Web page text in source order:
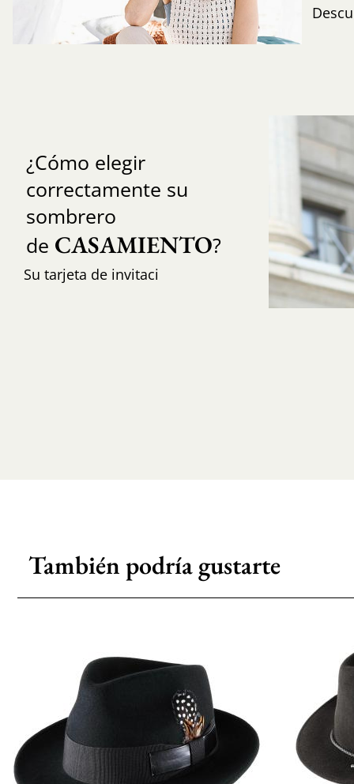
¿Cómo elegir
correctamente su
sombrero
de CASAMIENTO?
Su tarjeta de invitaci
También podría gustarte